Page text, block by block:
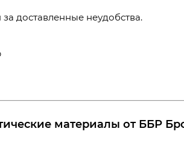
доставленные неудобства.
материалы от ББР